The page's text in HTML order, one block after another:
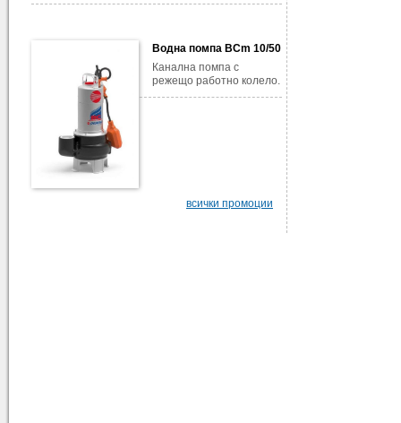
Водна помпа BCm 10/50
Канална помпа с
режещо работно колело.
всички промоции